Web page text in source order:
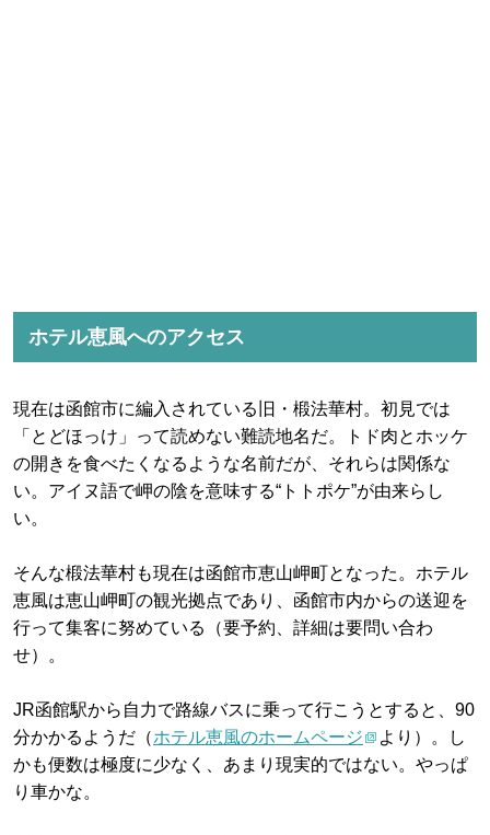
ホテル恵風へのアクセス
現在は函館市に編入されている旧・椴法華村。初見では
「とどほっけ」って読めない難読地名だ。トド肉とホッケ
の開きを食べたくなるような名前だが、それらは関係な
い。アイヌ語で岬の陰を意味する“トトポケ”が由来らし
い。
そんな椴法華村も現在は函館市恵山岬町となった。ホテル
恵風は恵山岬町の観光拠点であり、函館市内からの送迎を
行って集客に努めている（要予約、詳細は要問い合わ
せ）。
JR函館駅から自力で路線バスに乗って行こうとすると、90
分かかるようだ（ホテル恵風のホームページ
より）。し
かも便数は極度に少なく、あまり現実的ではない。やっぱ
り車かな。